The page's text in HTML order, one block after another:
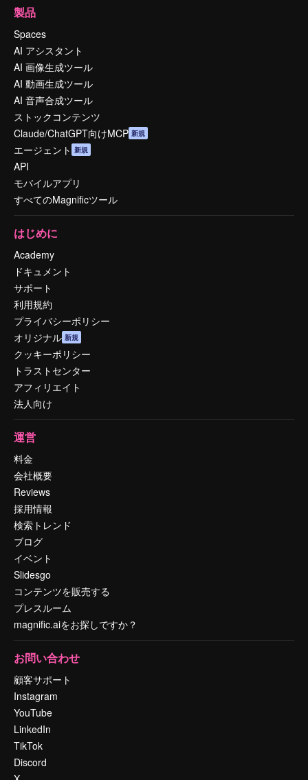
製品
Spaces
AI アシスタント
AI 画像生成ツール
AI 動画生成ツール
AI 音声合成ツール
ストックコンテンツ
Claude/ChatGPT向けMCP 新規
エージェント 新規
API
モバイルアプリ
すべてのMagnificツール
はじめに
Academy
ドキュメント
サポート
利用規約
プライバシーポリシー
オリジナル 新規
クッキーポリシー
トラストセンター
アフィリエイト
法人向け
運営
料金
会社概要
Reviews
採用情報
検索トレンド
ブログ
イベント
Slidesgo
コンテンツを販売する
プレスルーム
magnific.aiをお探しですか？
お問い合わせ
顧客サポート
Instagram
YouTube
LinkedIn
TikTok
Discord